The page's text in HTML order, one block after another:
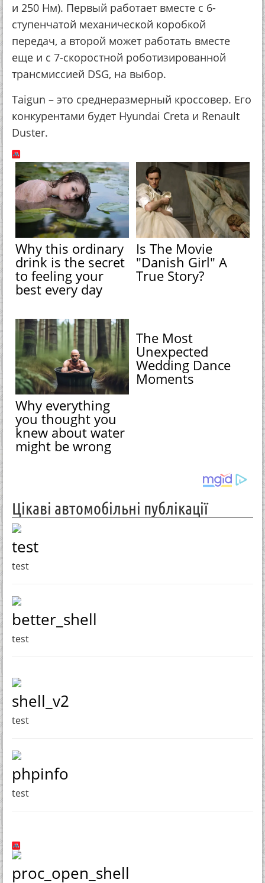
и 250 Нм). Первый работает вместе с 6-
ступенчатой механической коробкой
передач, а второй может работать вместе
еще и с 7-скоростной роботизированной
трансмиссией DSG, на выбор.
Taigun – это среднеразмерный кроссовер. Его
конкурентами будет Hyundai Creta и Renault
Duster.
Why this ordinary
drink is the secret
to feeling your
best every day
Is The Movie
"Danish Girl" A
True Story?
Why everything
you thought you
knew about water
might be wrong
The Most
Unexpected
Wedding Dance
Moments
Цікаві автомобільні публікації
test
test
better_shell
test
shell_v2
test
phpinfo
test
proc_open_shell